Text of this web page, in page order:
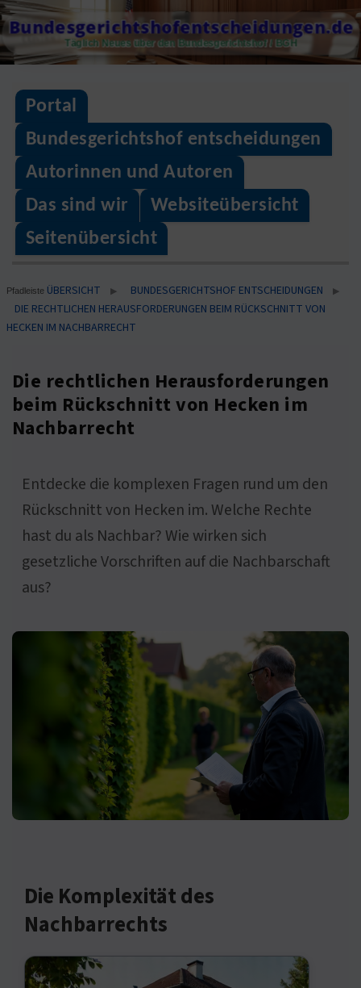
Skip
to
content
Bundesgerichtshofentscheidungen.de
Täglich Neues über den Bundesgerichtshof / BGH
Portal
Bundesgerichtshof entscheidungen
Autorinnen und Autoren
Das sind wir
Websiteübersicht
Seitenübersicht
Pfadleiste ÜBERSICHT ▶ BUNDESGERICHTSHOF ENTSCHEIDUNGEN ▶
DIE RECHTLICHEN HERAUSFORDERUNGEN BEIM RÜCKSCHNITT VON
HECKEN IM NACHBARRECHT
Die rechtlichen Herausforderungen
beim Rückschnitt von Hecken im
Nachbarrecht
Entdecke die komplexen Fragen rund um den
Rückschnitt von Hecken im. Welche Rechte
hast du als Nachbar? Wie wirken sich
gesetzliche Vorschriften auf die Nachbarschaft
aus?
Die Komplexität des
Nachbarrechts